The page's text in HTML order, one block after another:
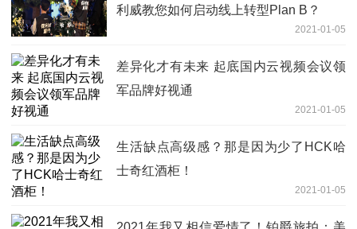
利威教您如何启动线上转型Plan B？
2021-01-05
差异化才有未来 起底国内云视频会议领
军品牌好视通
2021-01-05
生活缺点高级感？那是因为少了HCK哈
士奇红酒柜！
2021-01-05